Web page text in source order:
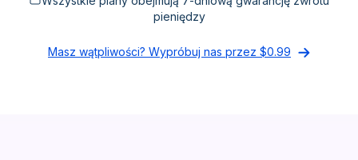
pieniędzy
Masz wątpliwości? Wypróbuj nas przez $0.99